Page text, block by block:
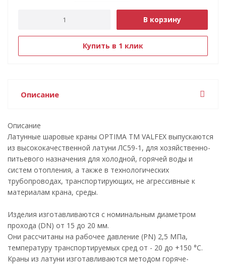
В корзину
Купить в 1 клик
Описание
Описание
Латунные шаровые краны OPTIMA TM VALFEX выпускаются
из высококачественной латуни ЛС59-1, для хозяйственно-
питьевого назначения для холодной, горячей воды и
систем отопления, а также в технологических
трубопроводах, транспортирующих, не агрессивные к
материалам крана, среды.
Изделия изготавливаются c номинальным диаметром
прохода (DN) от 15 до 20 мм.
Они рассчитаны на рабочее давление (PN) 2,5 МПa,
температуру транспортируемых сред от - 20 до +150 °C.
Краны из латуни изготавливаются методом горяче-